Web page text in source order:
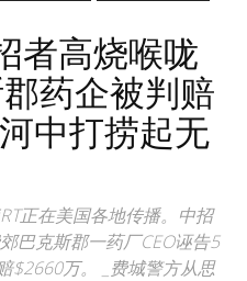
者高烧喉咙
药企被判赔
中打捞起无
正在美国各地传播。中招
巴克斯郡一药厂CEO诬告5
$2660万。 _费城警方从思